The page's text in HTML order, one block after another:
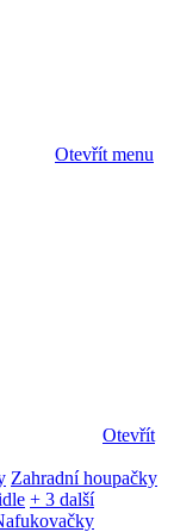
Otevřít menu
Otevřít
Zahradní houpačky
+ 3 další